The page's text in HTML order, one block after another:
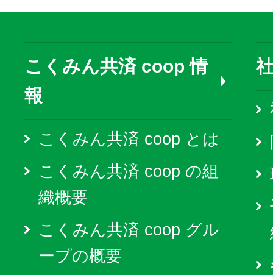
こくみん共済 coop 情
報
こくみん共済 coop とは
こくみん共済 coop の組
織概要
こくみん共済 coop グル
ープの概要